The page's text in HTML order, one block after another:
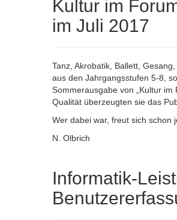
Kultur im
im Juli 2017
Tanz, Akrobatik, Ballett,
aus den Jahrgangsstufen 5-8,
Sommerausgabe von „Kultur
Qualität überzeugten sie das
Wer dabei war, freut sich schon
N. Olbrich
Informatik-